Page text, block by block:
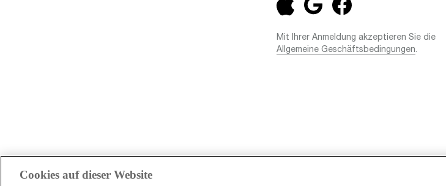
Mit Ihrer Anmeldung akzeptieren Sie die
Allgemeine Geschäftsbedingungen
Cookies auf dieser Website